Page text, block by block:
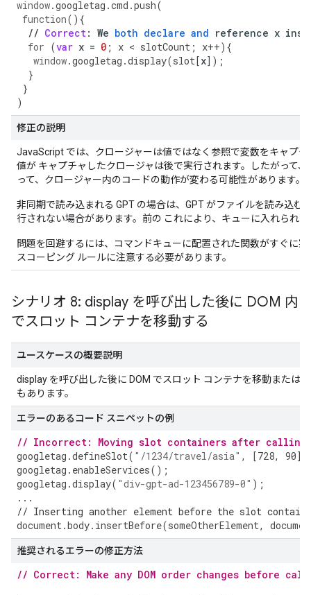
window.googletag .cmd .push(
function() {
// Correct: We both declare and reference x
for (var x = 0 ; x < slotCount ; x++) {
window.googletag .display(slot[x] );
}
}
)
修正の説明
JavaScript では、クロージャーは値ではなく参照で変数をキャプ
値が キャプチャしたクロージャは後で実行されます。したがって
って、クロージャー内のコードの動作が変わる可能性があります。
非同期で読み込まれる GPT の場合は、GPT がファイルを読み込
行されない場合があります。前の これにより、キューに入れられ
問題を回避するには、コマンドキューに配置された関数がすぐに
スコーピング ルールに注意する必要があります。
シナリオ 8: display を呼び出した後に DOM 内
でスロット コンテナを移動する
ユースケースの概要説明
display を呼び出した後に DOM でスロット コンテナを移動または
もあります。
エラーのあるコード スニペットの例
// Incorrect: Moving slot containers after calling
googletag .defineSlot( "/1234/travel/asia" , [728, 90],
googletag . enableServices();
googletag .display( "div-gpt-ad-123456789-0" );
...
// Inserting another element before the slot
document.body. insertBefore(someOtherElement,
推奨されるエラーの修正方法
// Correct: Make any DOM order changes before